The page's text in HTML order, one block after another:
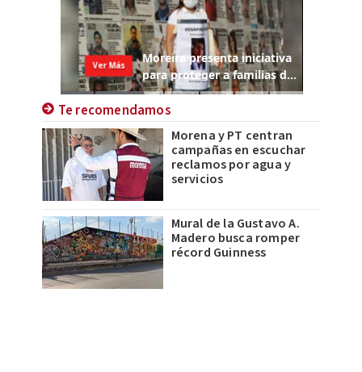
Te recomendamos
Morena y PT centran
campañas en escuchar
reclamos por agua y
servicios
Mural de la Gustavo A.
Madero busca romper
récord Guinness